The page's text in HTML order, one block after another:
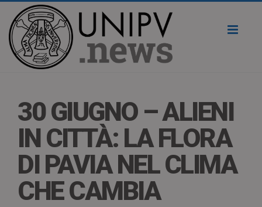
30 GIUGNO – ALIENI
IN CITTÀ: LA FLORA
DI PAVIA NEL CLIMA
CHE CAMBIA